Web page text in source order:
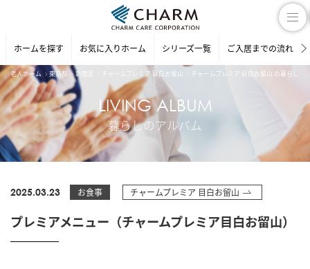
ホームを探す お気に入りホーム シリーズ一覧 ご入居までの流れ
老人ホーム 東京都 新宿区 チャームプレミア 目白お留山 チャームプレミア 目白お留山 の暮らしの
LIVING ALBUM
暮らしのアルバム
2025.03.23 お食事 チャームプレミア 目白お留山
プレミアメニュー（チャームプレミア目白お留山）